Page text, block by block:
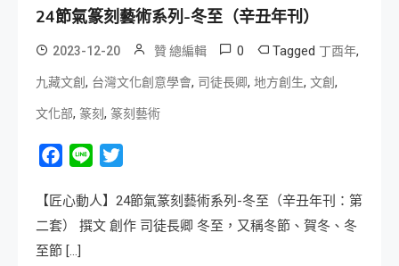
24節氣篆刻藝術系列-冬至（辛丑年刊）
2023-12-20 贊 總編輯 0 Tagged 丁酉年,
九藏文創 , 台灣文化創意學會, 司徒長卿, 地方創生, 文創 ,
文化部, 篆刻, 篆刻藝術
Facebook
Line
【匠心動人】24節氣篆刻藝術系列-冬至（辛丑年刊：第
二套） 撰文 創作 司徒長卿 冬至，又稱冬節、賀冬、冬
至節 […]